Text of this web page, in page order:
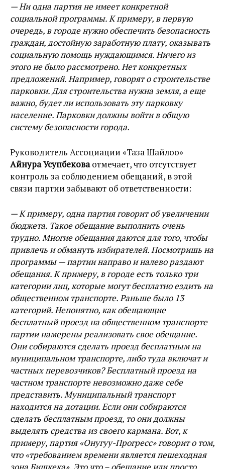
— Ни одна партия не имеет конкретной
социальной программы. К примеру, в первую
очередь, в городе нужно обеспечить безопасность
граждан, достойную заработную плату, оказывать
социальную помощь нуждающимся. Ничего из
этого не было рассмотрено. Нет конкретных
предложений. Например, говорят о строительстве
парковки. Для строительства нужна земля, а еще
важно, будет ли использовать эту парковку
население. Парковки должны войти в общую
систему безопасности города.
Руководитель Ассоциации «Таза Шайлоо»
Айнура Усупбековаотмечает, что отсутствует
контроль за соблюдением обещаний, в этой
связи партии забывают об ответственности:
— К примеру, одна партия говорит об увеличении
бюджета. Такое обещание выполнить очень
трудно. Многие обещания даются для того, чтобы
привлечь и обмануть избирателей. Посмотришь на
программы — партии направо и налево раздают
обещания. К примеру, в городе есть только три
категории лиц, которые могут бесплатно ездить на
общественном транспорте. Раньше было 13
категорий. Непонятно, как обещающие
бесплатный проезд на общественном транспорте
партии намерены реализовать свое обещание.
Они собираются сделать проезд бесплатным на
муниципальном транспорте, либо туда включат и
частных перевозчиков? Бесплатный проезд на
частном транспорте невозможно даже себе
представить. Муниципальный транспорт
находится на дотации. Если они собираются
сделать бесплатным проезд, то они должны
выделять средства из своего кармана. Вот, к
примеру, партия «Онугуу-Прогресс» говорит о том,
что «требованием времени является пешеходная